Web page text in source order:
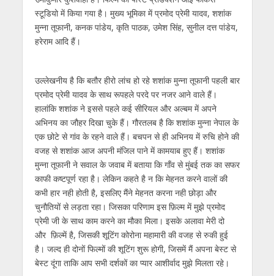
स्टूडियो में किया गया है। मुख्य भूमिका में प्रमोद प्रेमी यादव, शशांक
मुन्ना तूफानी, कनक पांडेय, कृति पाठक, उमेश सिंह, सुनील दत्त पांडेय,
हरेराम आदि हैं।
उल्लेखनीय है कि बतौर हीरो लांच हो रहे शशांक मुन्ना तूफानी पहली बार
प्रमोद प्रेमी यादव के साथ रूपहले परदे पर नजर आने वाले हैं।
हालांकि शशांक ने इससे पहले कई सीरियल और अल्बम में अपने
अभिनय का जौहर दिखा चुके हैं। गौरतलब है कि शशांक मुन्ना नेपाल के
एक छोटे से गांव के रहने वाले हैं। बचपन से ही अभिनय में रुचि होने की
वजह से शशांक आज अपनी मंजिल पाने में कामयाब हुए हैं। शशांक
मुन्ना तूफानी ने सवाल के जवाब में बताया कि गाँव से मुंबई तक का सफर
काफी कष्टपूर्ण रहा है। लेकिन कहते है न कि मेहनत करने वालों की
कभी हार नही होती है, इसलिए मैंने मेहनत करना नही छोड़ा और
चुनौतियों से लड़ता रहा। जिसका परिणाम इस फ़िल्म में मुझे प्रमोद
प्रेमी जी के साथ काम करने का मौका मिला। इसके अलावा मेरी दो
और फ़िल्में है, जिसकी शूटिंग कोरोना महामारी की वजह से रुकी हुई
है। जल्द ही दोनों फिल्मों की शूटिंग शुरू होगी, जिसमें मैं अपना बेस्ट से
बेस्ट दूंगा ताकि आप सभी दर्शकों का प्यार आशीर्वाद मुझे मिलता रहे।